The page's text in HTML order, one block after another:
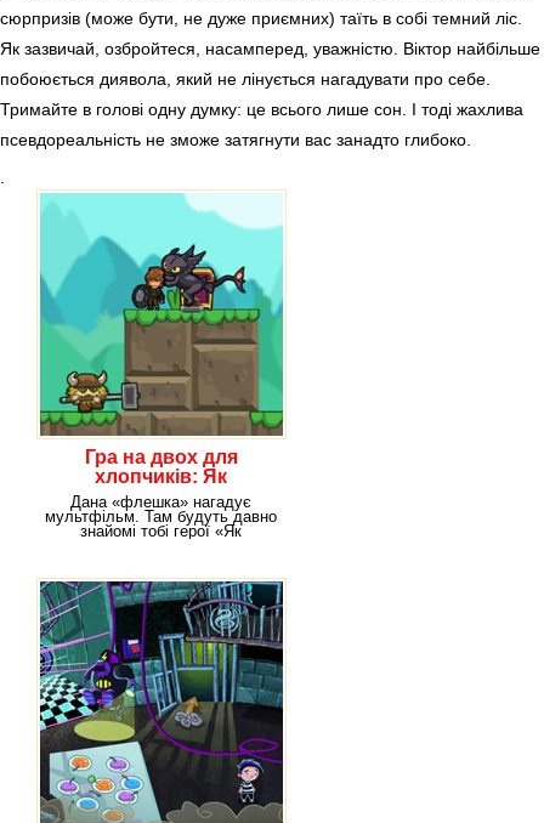
сюрпризів (може бути, не дуже приємних) таїть в собі темний ліс.
Як зазвичай, озбройтеся, насамперед, уважністю. Віктор найбільше
побоюється диявола, який не лінується нагадувати про себе.
Тримайте в голові одну думку: це всього лише сон. І тоді жахлива
псевдореальність не зможе затягнути вас занадто глибоко.
Гра на двох для
хлопчиків: Як
приручити дракона
Дана «флешка» нагадує
мультфільм. Там будуть давно
знайомі тобі герої «Як